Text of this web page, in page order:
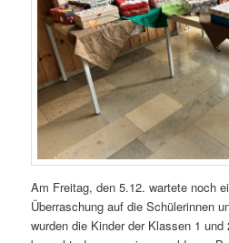
Am Freitag, den 5.12. wartete noch
Überraschung auf die Schülerinnen
wurden die Kinder der Klassen 1